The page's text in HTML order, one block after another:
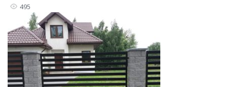
495